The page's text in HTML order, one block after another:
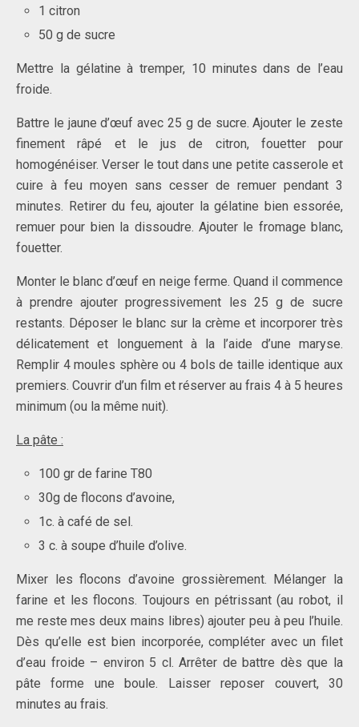
1 citron
50 g de sucre
Mettre la gélatine à tremper, 10 minutes dans de l’eau
froide.
Battre le jaune d’œuf avec 25 g de sucre. Ajouter le zeste
finement râpé et le jus de citron, fouetter pour
homogénéiser. Verser le tout dans une petite casserole et
cuire à feu moyen sans cesser de remuer pendant 3
minutes. Retirer du feu, ajouter la gélatine bien essorée,
remuer pour bien la dissoudre. Ajouter le fromage blanc,
fouetter.
Monter le blanc d’œuf en neige ferme. Quand il commence
à prendre ajouter progressivement les 25 g de sucre
restants. Déposer le blanc sur la crème et incorporer très
délicatement et longuement à la l’aide d’une maryse.
Remplir 4 moules sphère ou 4 bols de taille identique aux
premiers. Couvrir d’un film et réserver au frais 4 à 5 heures
minimum (ou la même nuit).
La pâte :
100 gr de farine T80
30g de flocons d’avoine,
1c. à café de sel.
3 c. à soupe d’huile d’olive.
Mixer les flocons d’avoine grossièrement. Mélanger la
farine et les flocons. Toujours en pétrissant (au robot, il
me reste mes deux mains libres) ajouter peu à peu l’huile.
Dès qu’elle est bien incorporée, compléter avec un filet
d’eau froide – environ 5 cl. Arrêter de battre dès que la
pâte forme une boule. Laisser reposer couvert, 30
minutes au frais.